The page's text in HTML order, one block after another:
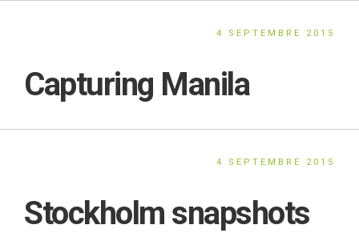
4 SEPTEMBRE 2015
Capturing Manila
4 SEPTEMBRE 2015
Stockholm snapshots